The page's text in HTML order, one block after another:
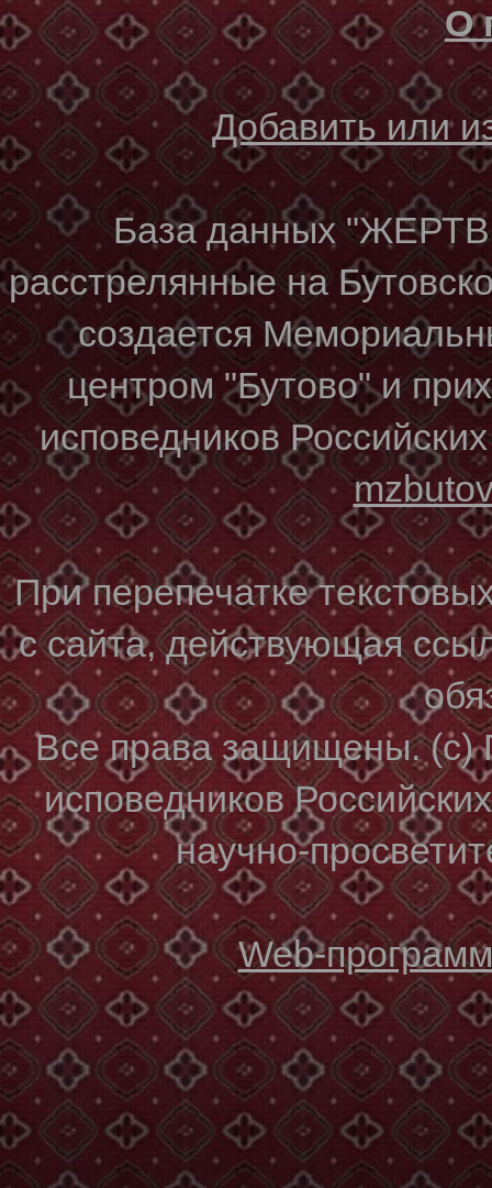
О
Добавить или
База данных
расстрелянные на
создается
центром "Бутово" и
исповедников
При перепечатке
с сайта, действующая
Все права защищены. (с)
исповедников
научно-
Web-